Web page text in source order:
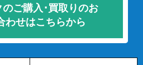
のご購入･買取りのお
わせはこちらから